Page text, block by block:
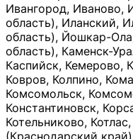
Ивангород, Иваново,
область), Иланский,
область), Йошкар-
область), Каменск-
Каспийск, Кемерово,
Ковров, Колпино,
Комсомольск,
Константиновск,
Котельниково,
(Краснодарский